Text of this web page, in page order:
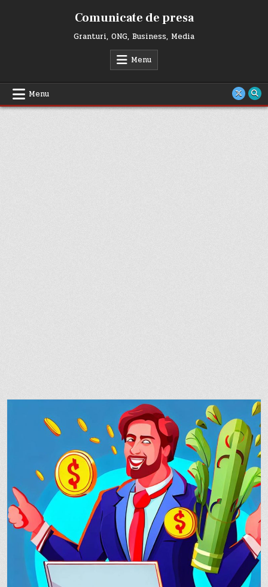
Comunicate de presa
Granturi, ONG, Business, Media
Menu
Menu